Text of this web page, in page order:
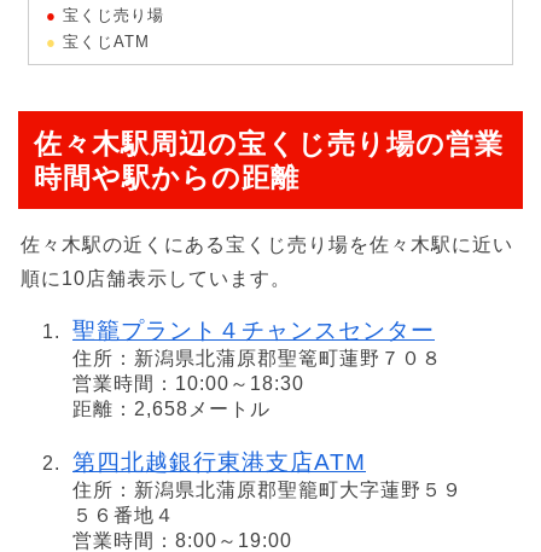
宝くじ売り場
宝くじATM
佐々木駅周辺の宝くじ売り場の営業
時間や駅からの距離
佐々木駅の近くにある宝くじ売り場を佐々木駅に近い
順に10店舗表示しています。
聖籠プラント４チャンスセンター
住所：新潟県北蒲原郡聖篭町蓮野７０８
営業時間：10:00～18:30
距離：2,658メートル
第四北越銀行東港支店ATM
住所：新潟県北蒲原郡聖籠町大字蓮野５９
５６番地４
営業時間：8:00～19:00